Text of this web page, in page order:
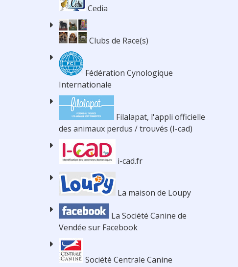
Cedia
Clubs de Race(s)
Fédération Cynologique
Internationale
Filalapat, l'appli officielle
des animaux perdus / trouvés (I-cad)
i-cad.fr
La maison de Loupy
La Société Canine de
Vendée sur Facebook
Société Centrale Canine